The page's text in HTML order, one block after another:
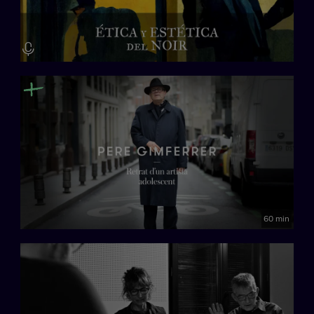
60 min